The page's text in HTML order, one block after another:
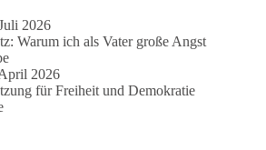
2026
Warum ich als Vater große Angst
2026
für Freiheit und Demokratie